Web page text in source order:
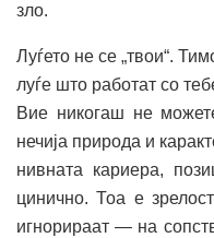
зло.
Луѓето не се „твои“.
луѓе што работат со
Вие никогаш не
нечија природа и
нивната кариера,
цинично. Тоа е
игнорираат — на